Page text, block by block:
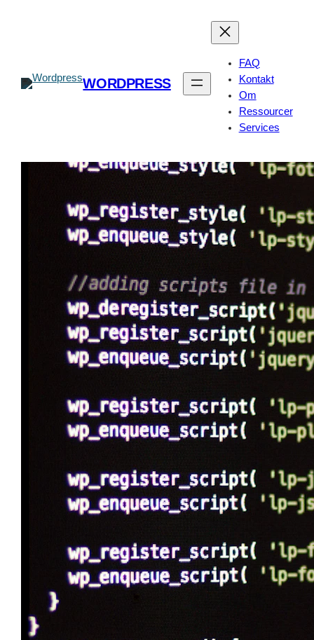
WORDPRESS
FAQ
Kontakt
Om
Ressourcer
Services